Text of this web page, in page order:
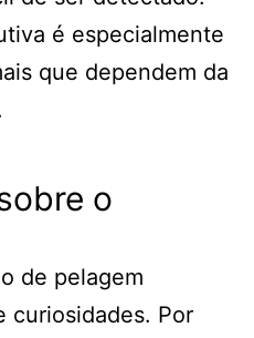
é especialmente
que dependem da
o
de pelagem
curiosidades. Por